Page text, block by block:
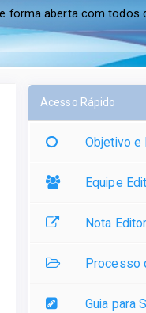
forma aberta com todos
Acesso Rápido
Objetivo e
Equipe
Nota
Processo
Guia para